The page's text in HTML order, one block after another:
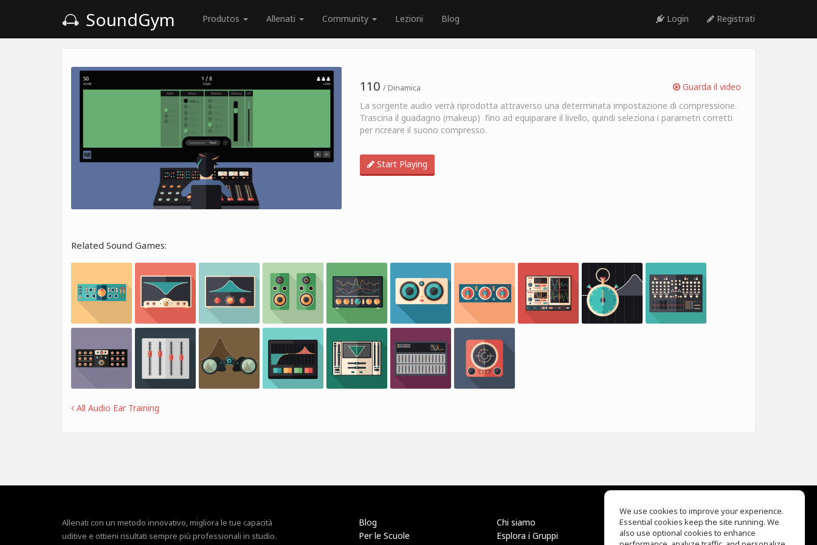
SoundGym Produtos Allenati Community Lezioni Blog Login Registrati
Guarda il video
110 / Dinamica
La sorgente audio verrà riprodotta attraverso una determinata impostazione di compressione.
Trascina il guadagno (makeup) fino ad equiparare il livello, quindi seleziona i parametri corretti
per ricreare il suono compresso.
Start Playing
Related Sound Games:
All Audio Ear Training
Allenati con un metodo innovativo, migliora le tue capacità
uditive e ottieni risultati sempre più professionali in studio.
Blog
Per le Scuole
Chi siamo
Esplora i Gruppi
EQ Ear Training
Drum Machine
We use cookies to improve your experience.
Essential cookies keep the site running. We
also use optional cookies to enhance